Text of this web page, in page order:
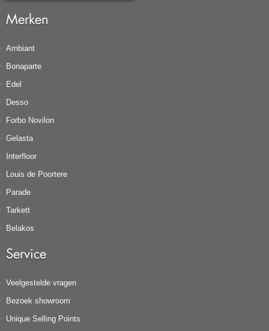
Merken
Ambiant
Bonaparte
Edel
Desso
Forbo Novilon
Gelasta
Interfloor
Louis de Poortere
Parade
Tarkett
Belakos
Service
Veelgestelde vragen
Bezoek showroom
Unique Selling Points